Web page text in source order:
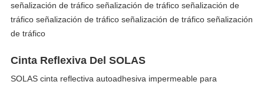
señalización de tráfico señalización de tráfico señalización de
tráfico señalización de tráfico señalización de tráfico señalización
de tráfico
Cinta Reflexiva Del SOLAS
SOLAS cinta reflectiva autoadhesiva impermeable para